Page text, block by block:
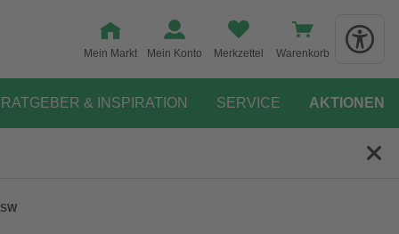
Mein Markt Mein Konto Merkzettel Warenkorb
RATGEBER & INSPIRATION SERVICE AKTIONEN